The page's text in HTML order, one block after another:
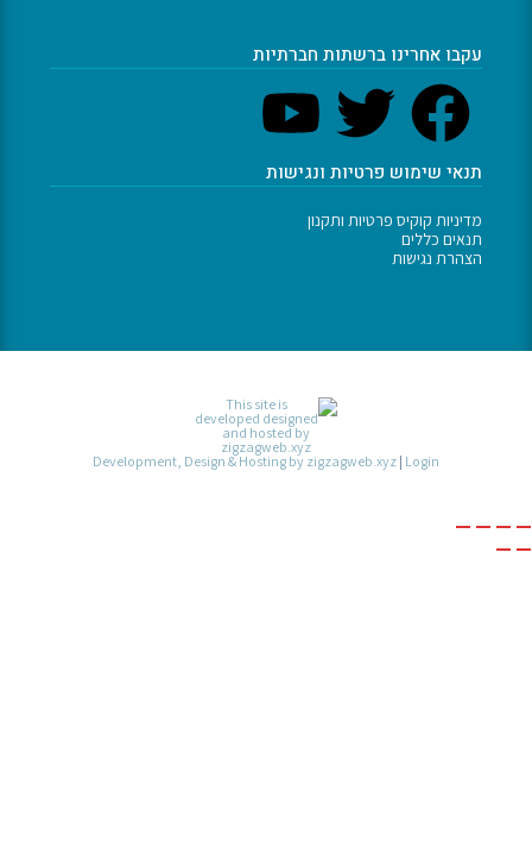
עקבו אחרינו ברשתות חברתיות
תנאי שימוש פרטיות ונגישות
מדיניות קוקיס פרטיות ותקנון
תנאים כללים
הצהרת נגישות
Development, Design & Hosting by zigzagweb.xyz|Login